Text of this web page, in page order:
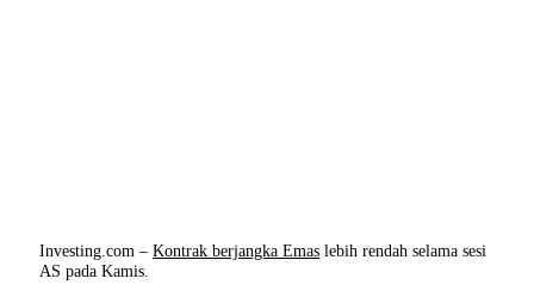
Investing.com –Kontrak berjangka Emas lebih rendah selama sesi
AS pada Kamis.